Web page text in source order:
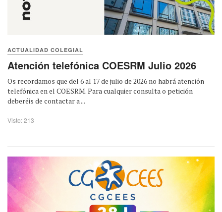
ACTUALIDAD COLEGIAL
Atención telefónica COESRM Julio 2026
Os recordamos que del 6 al 17 de julio de 2026 no habrá atención
telefónica en el COESRM. Para cualquier consulta o petición
deberéis de contactar a ...
Visto: 213